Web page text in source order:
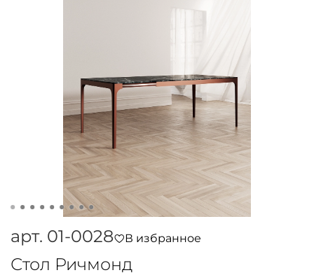
арт. 01-0028 В избранное
Стол Ричмонд